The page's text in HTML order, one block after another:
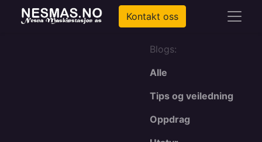
Kontakt oss
Blogs:
Alle
Tips og veiledning
Oppdrag